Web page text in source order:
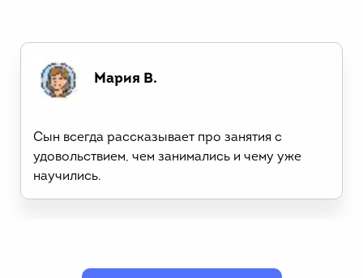
Мария В.
Сын всегда рассказывает про занятия с
удовольствием, чем занимались и чему уже
научились.